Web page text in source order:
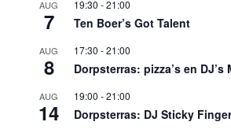
AUG
7
19:30 -21:00
Ten Boer’s Got Talent
AUG
8
17:30 -21:00
Dorpsterras: pizza’s en DJ’s
AUG
14
19:00 -21:00
Dorpsterras: DJ Sticky